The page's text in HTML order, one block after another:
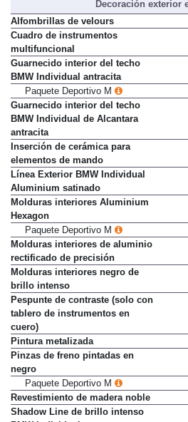
Decoración exterior
Alfombrillas de velours
Cuadro de instrumentos
multifuncional
Guarnecido interior del techo
BMW Individual antracita
Paquete Deportivo M
Guarnecido interior del techo
BMW Individual de Alcantara
antracita
Inserción de cerámica para
elementos de mando
Línea Exterior BMW Individual
Aluminium satinado
Molduras interiores Aluminium
Hexagon
Paquete Deportivo M
Molduras interiores de aluminio
rectificado de precisión
Molduras interiores negro de
brillo intenso
Pespunte de contraste (solo con
tablero de instrumentos en
cuero)
Pintura metalizada
Pinzas de freno pintadas en
negro
Paquete Deportivo M
Revestimiento de madera noble